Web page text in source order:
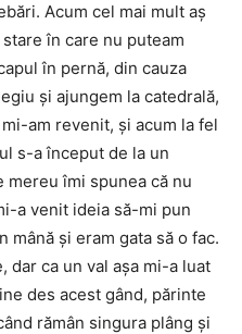
Acum cel mai mult aş
în care nu puteam
în pernă, din cauza
şi ajungem la catedrală,
am revenit, şi acum la fel
s-a început de la un
mereu îmi spunea că nu
a venit ideia să-mi pun
mână şi eram gata să o fac.
dar ca un val aşa mi-a luat
des acest gând, părinte
rămân singura plâng şi